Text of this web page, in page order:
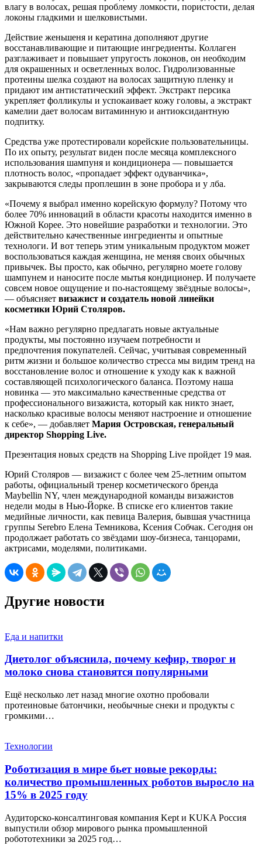
влагу в волосах, решая проблему ломкости, пористости, делая
локоны гладкими и шелковистыми.
Действие женьшеня и кератина дополняют другие
восстанавливающие и питающие ингредиенты. Коллаген
разглаживает и повышает упругость локонов, он необходим
для окрашенных и осветленных волос. Гидролизованные
протеины шелка создают на волосах защитную пленку и
придают им антистатический эффект. Экстракт персика
укрепляет фолликулы и успокаивает кожу головы, а экстракт
камелии дает волосам витаминную и антиоксидантную
подпитку.
Средства уже протестировали корейские пользовательницы.
По их опыту, результат виден после месяца комплексного
использования шампуня и кондиционера — повышается
плотность волос, «пропадает эффект одуванчика»,
закрываются следы проплешин в зоне пробора и у лба.
«Почему я выбрал именно корейскую формулу? Потому что
более 70% инноваций в области красоты находится именно в
Южной Корее. Это новейшие разработки и технологии. Это
действительно качественные ингредиенты и опытные
технологи. И вот теперь этим уникальным продуктом может
воспользоваться каждая женщина, не меняя своих обычных
привычек. Вы просто, как обычно, регулярно моете голову
шампунем и наносите после мытья кондиционер. И получаете
совсем новое ощущение и по-настоящему звёздные волосы»,
— объясняет визажист и создатель новой линейки
косметики Юрий Столяров.
«Нам важно регулярно предлагать новые актуальные
продукты, мы постоянно изучаем потребности и
предпочтения покупателей. Сейчас, учитывая современный
ритм жизни и большое количество стресса мы видим тренд на
восстановление волос и отношение к уходу как к важной
составляющей психологического баланса. Поэтому наша
новинка — это максимально качественные средства от
профессионального визажиста, который как никто знает,
насколько красивые волосы меняют настроение и отношение
к себе», — добавляет Мария Островская, генеральный
директор Shopping Live.
Презентация новых средств на Shopping Live пройдет 19 мая.
Юрий Столяров — визажист с более чем 25-летним опытом
работы, официальный тренер косметического бренда
Maybellin NY, член международной команды визажистов
недели моды в Нью-Йорке. В списке его клиентов такие
медийные личности, как певица Валерия, бывшая участница
группы Serebro Елена Темникова, Ксения Собчак. Сегодня он
продолжает работать со звёздами шоу-бизнеса, танцорами,
актрисами, моделями, политиками.
Другие новости
Еда и напитки
Диетолог объяснила, почему кефир, творог и
молоко снова становятся популярными
Ещё несколько лет назад многие охотно пробовали
протеиновые батончики, необычные снеки и продукты с
громкими…
Технологии
Роботизация в мире бьет новые рекорды:
количество промышленных роботов выросло на
15% в 2025 году
Аудиторско-консалтинговая компания Kept и KUKA Россия
выпустили обзор мирового рынка промышленной
робототехники за 2025 год…